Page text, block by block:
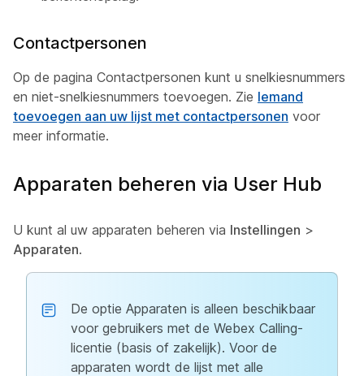
Contactpersonen
Op de pagina Contactpersonen kunt u snelkiesnummers
en niet-snelkiesnummers toevoegen. Zie Iemand
toevoegen aan uw lijst met contactpersonen voor
meer informatie.
Apparaten beheren via User Hub
U kunt al uw apparaten beheren via Instellingen >
Apparaten.
De optie Apparaten is alleen beschikbaar
voor gebruikers met de Webex Calling-
licentie (basis of zakelijk). Voor de
apparaten wordt de lijst met alle